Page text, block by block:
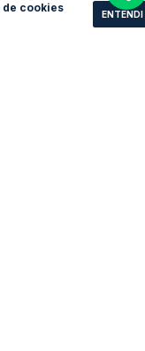
de cookies
ENTENDI